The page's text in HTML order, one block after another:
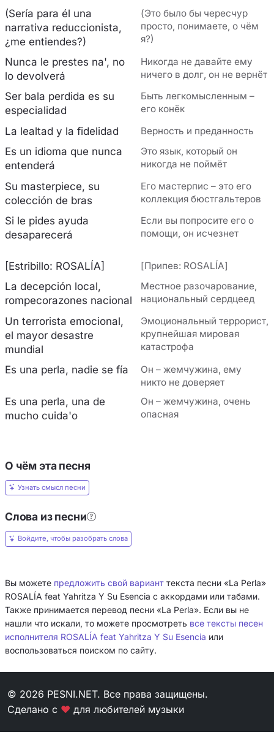
(Sería para él una
narrativa reduccionista,
¿me entiendes?)
(Это было бы чересчур
просто, понимаете, о чём
я?)
Nunca le prestes na', no
lo devolverá
Никогда не давайте ему
ничего в долг, он не вернёт
Ser bala perdida es su
especialidad
Быть легкомысленным –
его конёк
La lealtad y la fidelidad Верность и преданность
Es un idioma que nunca
entenderá
Это язык, который он
никогда не поймёт
Su masterpiece, su
colección de bras
Его мастерпис – это его
коллекция бюстгальтеров
Si le pides ayuda
desaparecerá
Если вы попросите его о
помощи, он исчезнет
[Estribillo: ROSALÍA] [Припев: ROSALÍA]
La decepción local,
rompecorazones nacional
Местное разочарование,
национальный сердцеед
Un terrorista emocional,
el mayor desastre
mundial
Эмоциональный террорист,
крупнейшая мировая
катастрофа
Es una perla, nadie se fía
Он – жемчужина, ему
никто не доверяет
Es una perla, una de
mucho cuida'o
Он – жемчужина, очень
опасная
О чём эта песня
Узнать смысл песни
Слова из песни
Войдите, чтобы разобрать слова
Вы можете предложить свой вариант текста песни «La Perla»
ROSALÍA feat Yahritza Y Su Esencia с аккордами или табами.
Также принимается перевод песни «La Perla». Если вы не
нашли что искали, то можете просмотреть все тексты песен
исполнителя ROSALÍA feat Yahritza Y Su Esencia или
воспользоваться поиском по сайту.
© 2026 PESNI.NET. Все права защищены.
Сделано с ❤ для любителей музыки